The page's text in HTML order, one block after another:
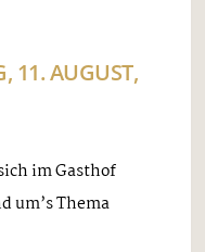
11. AUGUST,
im Gasthof
um’s Thema